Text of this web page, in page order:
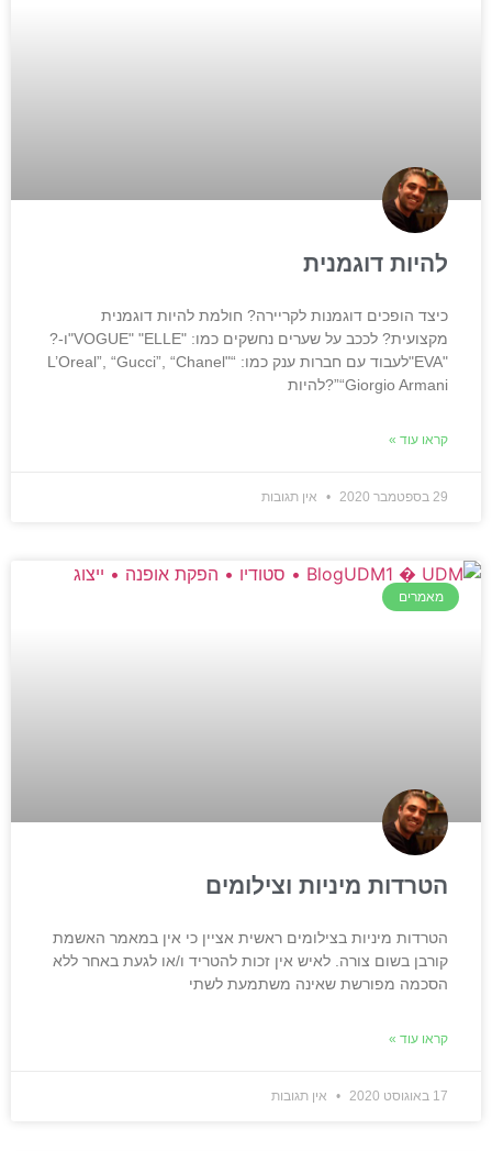
להיות דוגמנית
כיצד הופכים דוגמנות לקריירה? חולמת להיות דוגמנית
מקצועית? לככב על שערים נחשקים כמו: "VOGUE" "ELLE"ו-?
"EVA"לעבוד עם חברות ענק כמו: “L’Oreal”, “Gucci”, “Chanel"
“Giorgio Armani”?להיות
קראו עוד »
29 בספטמבר 2020 אין תגובות
מאמרים
הטרדות מיניות וצילומים
הטרדות מיניות בצילומים ראשית אציין כי אין במאמר האשמת
קורבן בשום צורה. לאיש אין זכות להטריד ו/או לגעת באחר ללא
הסכמה מפורשת שאינה משתמעת לשתי
קראו עוד »
17 באוגוסט 2020 אין תגובות